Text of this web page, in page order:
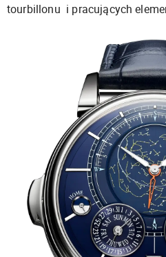
tourbillonu i pracujących